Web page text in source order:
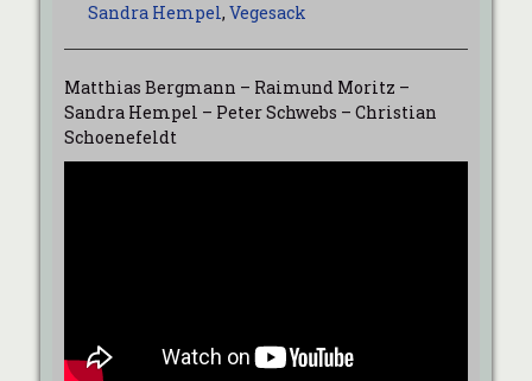
Sandra Hempel, Vegesack
Matthias Bergmann – Raimund Moritz –
Sandra Hempel – Peter Schwebs – Christian
Schoenefeldt